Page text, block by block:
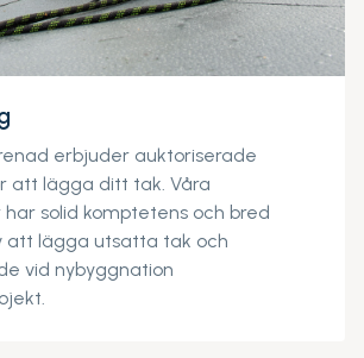
erbjuder auktoriserade
att lägga ditt tak. Våra
solid komptetens och bred
att lägga utsatta tak och
vid nybyggnation